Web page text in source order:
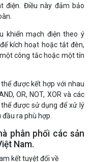
điện. Điều này đảm bảo
khiển mạch điện theo ý
kích hoạt hoặc tắt đèn,
công tắc hoặc một tín
được kết hợp với nhau
OR, NOT, XOR và các
được sử dụng để xử lý
ra phù hợp.
phân phối các sản
Nam.
kết tuyệt đối về